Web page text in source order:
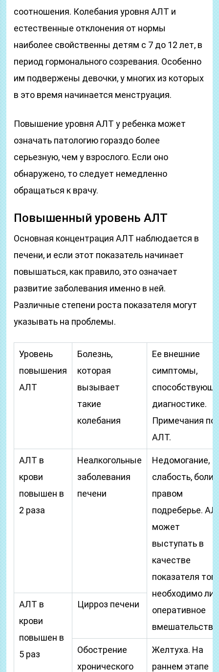
соотношения. Колебания уровня АЛТ и
естественные отклонения от нормы
наиболее свойственны детям с 7 до 12 лет, в
период гормонального созревания. Особенно
им подвержены девочки, у многих из которых
в это время начинается менструация.
Повышение уровня АЛТ у ребенка может
означать патологию гораздо более
серьезную, чем у взрослого. Если оно
обнаружено, то следует немедленно
обращаться к врачу.
Повышенный уровень АЛТ
Основная концентрация АЛТ наблюдается в
печени, и если этот показатель начинает
повышаться, как правило, это означает
развитие заболевания именно в ней.
Различные степени роста показателя могут
указывать на проблемы.
Уровень
повышения
АЛТ
Болезнь,
которая
вызывает
такие
колебания
Ее внешние
симптомы,
диагностике.
Примечания по
АЛТ.
АЛТ в
крови
повышен в
2 раза
Неалкогольные
заболевания
печени
Недомогание,
слабость, боли
правом
подреберье.
может
выступать в
качестве
показателя
необходимо ли
оперативное
АЛТ в
крови
повышен в
5 раз
Цирроз печени
Обострение
хронического
Желтуха. На
раннем этапе